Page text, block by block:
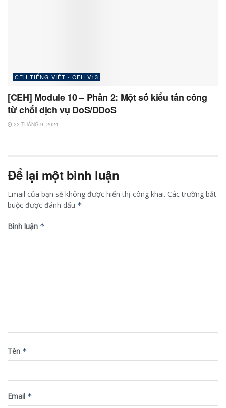
CEH TIẾNG VIỆT - CEH V13
[CEH] Module 10 – Phần 2: Một số kiểu tấn công
từ chối dịch vụ DoS/DDoS
22 THÁNG 9, 2024
Để lại một bình luận
Email của bạn sẽ không được hiển thị công khai. Các trường bắt
buộc được đánh dấu *
Bình luận *
Tên *
Email *